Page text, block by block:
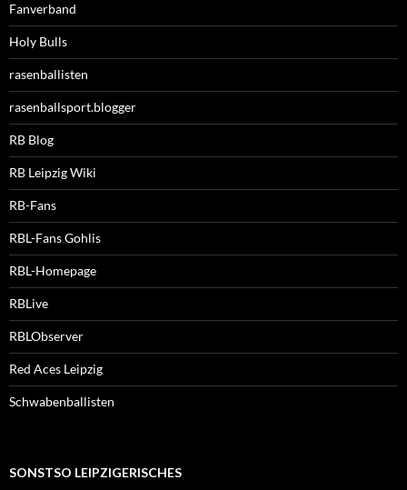
Fanverband
Holy Bulls
rasenballisten
rasenballsport.blogger
RB Blog
RB Leipzig Wiki
RB-Fans
RBL-Fans Gohlis
RBL-Homepage
RBLive
RBLObserver
Red Aces Leipzig
Schwabenballisten
SONSTSO LEIPZIGERISCHES